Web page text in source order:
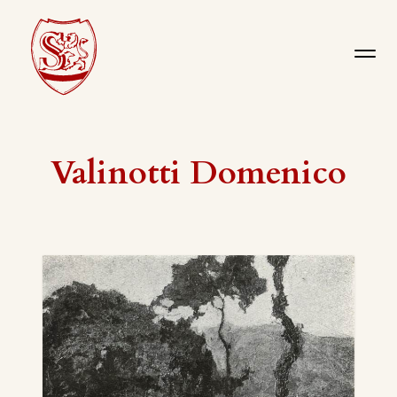
Valinotti Domenico